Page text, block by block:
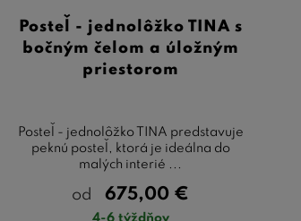
Posteľ - jednolôžko TINA s
bočným čelom a úložným
priestorom
Posteľ - jednolôžko TINA predstavuje
peknú posteľ, ktorá je ideálna do
malých interié ...
od 675,00 €
4-6 týždňov